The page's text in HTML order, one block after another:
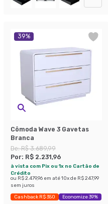
39%
Cômoda Wave 3 Gavetas
Branca
De:R$ 3.689,99
Por: R$ 2.231,96
à vista com Pix ou 1x no Cartão de
Crédito
ou R$ 2.479,96 em até10x de R$ 247,99
sem juros
Cashback R$ 350 Economize 39%